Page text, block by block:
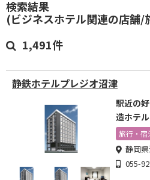
検索結果
(ビジネスホテル関連の店舗/
1,491件
静鉄ホテルプレジオ沼津
駅近の
造ホテル
旅行・宿
静岡
055-